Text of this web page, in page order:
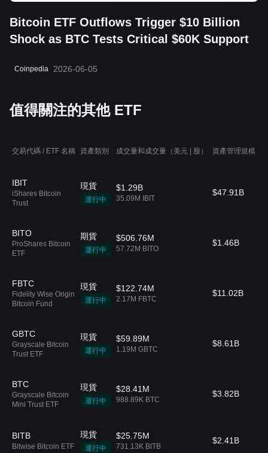
Bitcoin ETF Outflows Trigger $10 Billion
Shock as BTC Tests Critical $60K Support
Coinpedia 2026-06-05
值得關注的其他 ETF
交易代碼 / ETF 名稱 資產類別 成交量和成交量（美元 | 股） 資產管理規模
IBIT
iShares Bitcoin
Trust
現貨
運行中
$1.29B
35.09M IBIT
$47.91B
BITO
ProShares Bitcoin
ETF
期貨
運行中
$506.76M
57.72M BITO
$1.46B
FBTC
Fidelity Wise Origin
Bitcoin Fund
現貨
運行中
$122.74M
2.17M FBTC
$11.02B
GBTC
Grayscale Bitcoin
Trust ETF
現貨
運行中
$59.89M
1.19M GBTC
$8.61B
BTC
Grayscale Bitcoin
Mini Trust ETF
現貨
運行中
$28.41M
988.89K BTC
$3.82B
BITB
Bitwise Bitcoin ETF
現貨
運行中
$25.75M
731.13K BITB
$2.41B